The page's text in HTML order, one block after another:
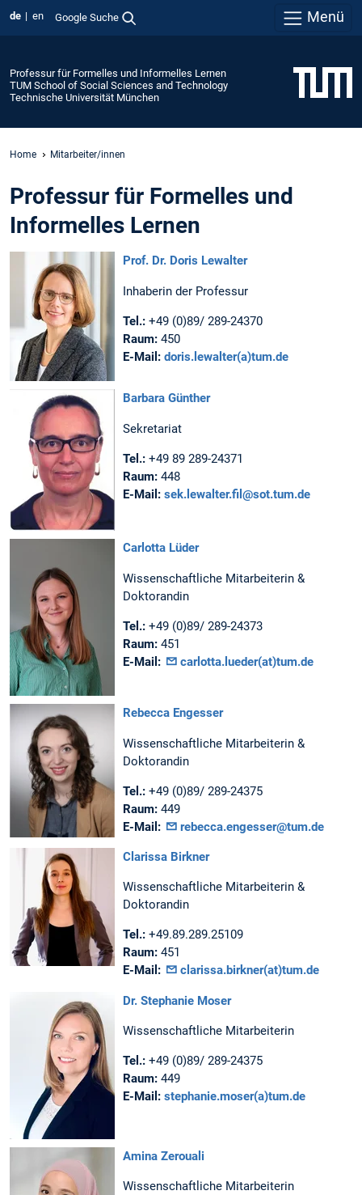
de en Google Suche Menü
Professur für Formelles und Informelles Lernen
TUM School of Social Sciences and Technology
Technische Universität München
Home Mitarbeiter/innen
Professur für Formelles und
Informelles Lernen
Prof. Dr. Doris Lewalter
Inhaberin der Professur
Tel.: +49 (0)89/ 289-24370
Raum: 450
E-Mail: doris.lewalter(a)tum.de
Barbara Günther
Sekretariat
Tel.: +49 89 289-24371
Raum: 448
E-Mail: sek.lewalter.fil@sot.tum.de
Carlotta Lüder
Wissenschaftliche Mitarbeiterin &
Doktorandin
Tel.: +49 (0)89/ 289-24373
Raum: 451
E-Mail:
carlotta.lueder(at)tum.de
Rebecca Engesser
Wissenschaftliche Mitarbeiterin &
Doktorandin
Tel.: +49 (0)89/ 289-24375
Raum: 449
E-Mail:
rebecca.engesser@tum.de
Clarissa Birkner
Wissenschaftliche Mitarbeiterin &
Doktorandin
Tel.: +49.89.289.25109
Raum: 451
E-Mail:
clarissa.birkner(at)tum.de
Dr. Stephanie Moser
Wissenschaftliche Mitarbeiterin
Tel.: +49 (0)89/ 289-24375
Raum: 449
E-Mail: stephanie.moser(a)tum.de
Amina Zerouali
Wissenschaftliche Mitarbeiterin